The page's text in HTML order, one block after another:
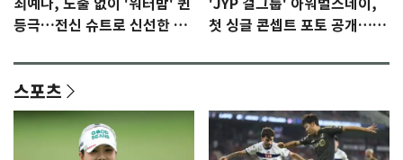
최예나, 노출 없이 '워터밤' 퀸
등극…전신 슈트로 신선한 충
'JYP 걸그룹' 아워벌스데이,
첫 싱글 콘셉트 포토 공개…청
스포츠